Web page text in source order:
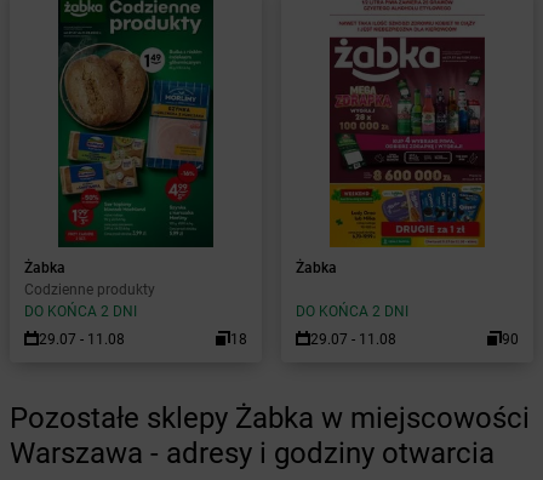
Żabka
Codzienne produkty
DO KOŃCA 2 DNI
29.07 - 11.08
18
Żabka
DO KOŃCA 2 DNI
29.07 - 11.08
90
Pozostałe sklepy Żabka w miejscowości
Warszawa - adresy i godziny otwarcia